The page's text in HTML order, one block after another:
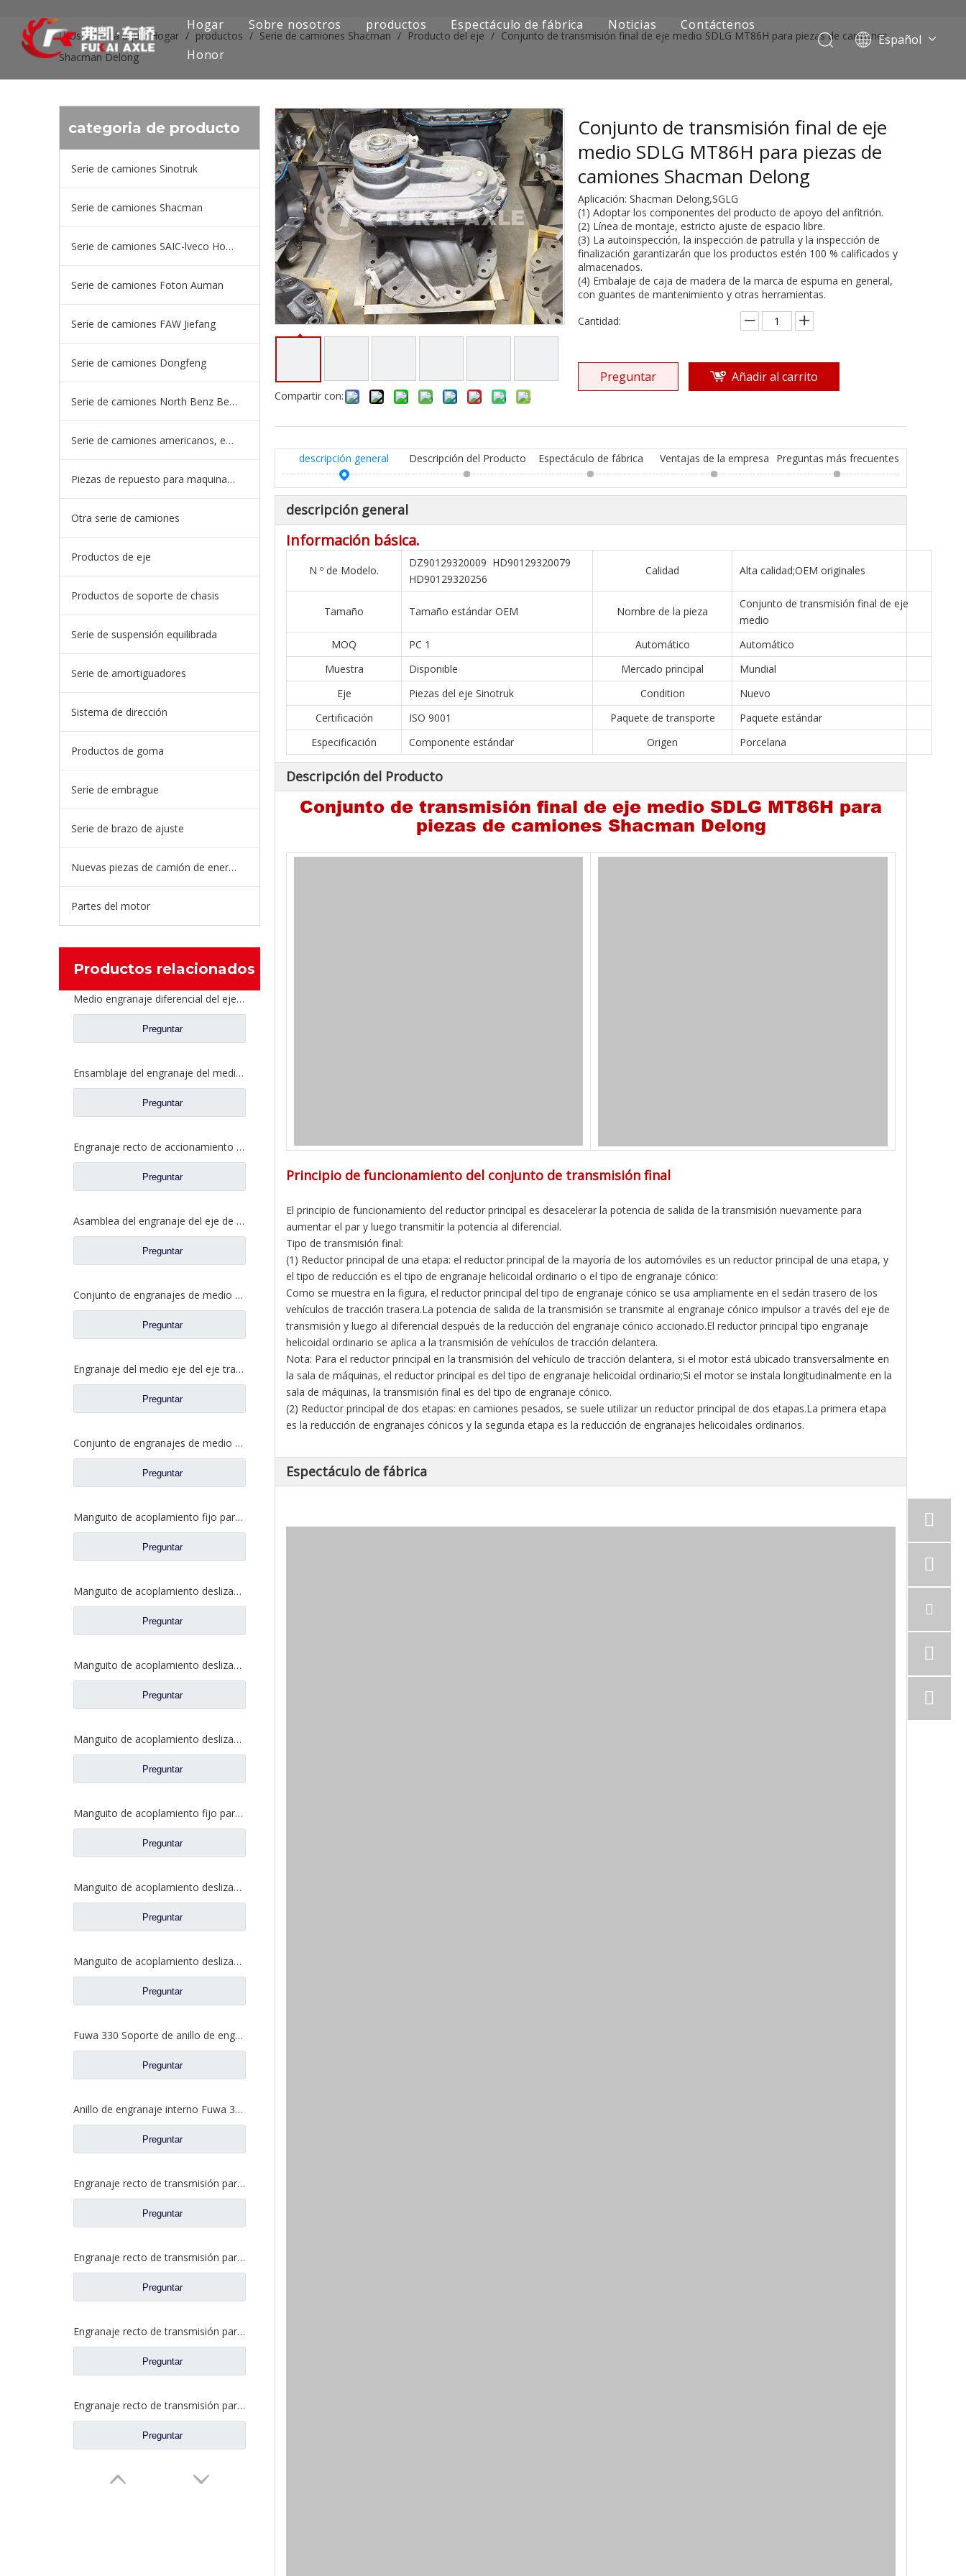
Hogar Sobre nosotros productos
Serie de camiones SAIC-lveco Hongyan
Serie de camiones Foton Auman
Serie de camiones FAW Jiefang
Serie de camiones Dongfeng
Serie de camiones europea y japonesa
Piezas de repuesto para maquinaria de ingeniería de camiones mineros
Otra serie de camiones
Espectáculo de fábrica Noticias
Contáctenos
Honor
Español
Pусский
العربية
English
Usted está aquí: Hogar / productos / Serie de camiones Shacman / Producto del eje / Conjunto de transmisión final de eje medio SDLG MT86H para piezas de camiones
Shacman Delong
categoria de producto
Serie de camiones Sinotruk
Serie de camiones Shacman
Serie de camiones SAIC-lveco Hongyan
Serie de camiones Foton Auman
Serie de camiones FAW Jiefang
Serie de camiones Dongfeng
Serie de camiones North Benz Beiben
Serie de camiones americanos, europeos y japoneses
Piezas de repuesto para maquinaria de ingeniería de camiones mineros
Otra serie de camiones
Productos de eje
Productos de soporte de chasis
Serie de suspensión equilibrada
Serie de amortiguadores
Sistema de dirección
Productos de goma
Serie de embrague
Serie de brazo de ajuste
Nuevas piezas de camión de energía
Partes del motor
Productos relacionados
Medio engranaje diferencial del eje para los recambios 2SCE0001M0-4 de Ford Truck
Preguntar
Ensamblaje del engranaje del medio eje trasero reforzado para los recambios CE0401A0-6 del camión de Ford
Preguntar
Engranaje recto de accionamiento para repuestos de camiones Ford 2SCD0040A0-4
Preguntar
Asamblea del engranaje del eje de la parte posterior del diferencial para los recambios autos 2SCE0040M0-5 del camión de Ford
Preguntar
Conjunto de engranajes de medio eje trasero para repuestos de camiones Ford CE0400A0-5
Preguntar
Engranaje del medio eje del eje trasero para los recambios CE0402M0-9 del camión de Ford
Preguntar
Conjunto de engranajes de medio eje trasero para repuestos de camiones Ford CD0041A0-6
Preguntar
Manguito de acoplamiento fijo para repuestos de camiones Ford 2SBF0052M0-0
Preguntar
Manguito de acoplamiento deslizante entre ejes para repuestos de camiones Ford BF0401M0-8
Preguntar
Manguito de acoplamiento deslizante de bloqueo diferencial para repuestos de camiones Ford 2SBF0053M0-1
Preguntar
Manguito de acoplamiento deslizante diferencial para piezas de repuesto 2SBF0051M0-9 de Ford Truck de eje Fuwa 470
Preguntar
Manguito de acoplamiento fijo para repuestos 2SBF0050M0-8 de Ford Truck de eje Fuwa 470
Preguntar
Manguito de acoplamiento deslizante para repuestos BF0047M0-4 de Ford Truck de eje Fuwa 330
Preguntar
Manguito de acoplamiento deslizante entre ejes para repuestos de camiones de eje Fuwa 330 BF0044M0-1
Preguntar
Fuwa 330 Soporte de anillo de engranaje interno para Fuwa 330 Axle Ford Truck Repuestos FC0040M0-8
Preguntar
Anillo de engranaje interno Fuwa 330 para Ford Truck Fuwa Axle Truck Repuestos CJ0040M0-2
Preguntar
Engranaje recto de transmisión para repuestos de camiones con eje Fuwa CD0300A0-3
Preguntar
Engranaje recto de transmisión para repuestos de camiones con eje Fuwa CD0400A0-4
Preguntar
Engranaje recto de transmisión para repuestos de camiones con eje Fuwa CD0400B0-5
Preguntar
Engranaje recto de transmisión para piezas de camiones Fuwa CD0406M0-2
Preguntar
Compartir con:
Conjunto de transmisión final de eje
medio SDLG MT86H para piezas de
camiones Shacman Delong
Aplicación: Shacman Delong,SGLG
(1) Adoptar los componentes del producto de apoyo del anfitrión.
(2) Línea de montaje, estricto ajuste de espacio libre.
(3) La autoinspección, la inspección de patrulla y la inspección de
finalización garantizarán que los productos estén 100 % calificados y
almacenados.
(4) Embalaje de caja de madera de la marca de espuma en general,
con guantes de mantenimiento y otras herramientas.
Cantidad:
Preguntar Añadir al carrito
descripción general Descripción del Producto Espectáculo de fábrica Ventajas de la empresa Preguntas más frecuentes
descripción general
Información básica.
N º de Modelo.
DZ90129320009 HD90129320079
HD90129320256
Calidad Alta calidad;OEM originales
Tamaño Tamaño estándar OEM Nombre de la pieza
Conjunto de transmisión final de eje
medio
MOQ
PC 1 Automático
Automático
Muestra
Disponible Mercado principal
Mundial
Eje
Piezas del eje Sinotruk Condition
Nuevo
Certificación
ISO 9001 Paquete de transporte
Paquete estándar
Especificación
Componente estándar Origen Porcelana
Descripción del Producto
Conjunto de transmisión final de eje medio SDLG MT86H para
piezas de camiones Shacman Delong
Principio de funcionamiento del conjunto de transmisión final
El principio de funcionamiento del reductor principal es desacelerar la potencia de salida de la transmisión nuevamente para
aumentar el par y luego transmitir la potencia al diferencial.
Tipo de transmisión final:
(1) Reductor principal de una etapa: el reductor principal de la mayoría de los automóviles es un reductor principal de una etapa, y
el tipo de reducción es el tipo de engranaje helicoidal ordinario o el tipo de engranaje cónico:
Como se muestra en la figura, el reductor principal del tipo de engranaje cónico se usa ampliamente en el sedán trasero de los
vehículos de tracción trasera.La potencia de salida de la transmisión se transmite al engranaje cónico impulsor a través del eje de
transmisión y luego al diferencial después de la reducción del engranaje cónico accionado.El reductor principal tipo engranaje
helicoidal ordinario se aplica a la transmisión de vehículos de tracción delantera.
Nota: Para el reductor principal en la transmisión del vehículo de tracción delantera, si el motor está ubicado transversalmente en
la sala de máquinas, el reductor principal es del tipo de engranaje helicoidal ordinario;Si el motor se instala longitudinalmente en la
sala de máquinas, la transmisión final es del tipo de engranaje cónico.
(2) Reductor principal de dos etapas: en camiones pesados, se suele utilizar un reductor principal de dos etapas.La primera etapa
es la reducción de engranajes cónicos y la segunda etapa es la reducción de engranajes helicoidales ordinarios.
Espectáculo de fábrica